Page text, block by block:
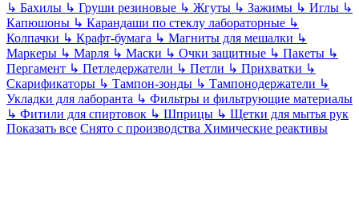
↳ Бахилы ↳ Груши резиновые ↳ Жгуты ↳ Зажимы ↳ Иглы ↳
Капюшоны ↳ Карандаши по стеклу лабораторные ↳
Колпачки ↳ Крафт-бумага ↳ Магниты для мешалки ↳
Маркеры ↳ Марля ↳ Маски ↳ Очки защитные ↳ Пакеты ↳
Пергамент ↳ Петледержатели ↳ Петли ↳ Прихватки ↳
Скарификаторы ↳ Тампон-зонды ↳ Тампонодержатели ↳
Укладки для лаборанта ↳ Фильтры и фильтрующие материалы
↳ Фитили для спиртовок ↳ Шприцы ↳ Щетки для мытья рук
Показать все Снято с производства Химические реактивы